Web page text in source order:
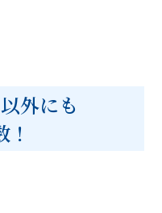
外にも